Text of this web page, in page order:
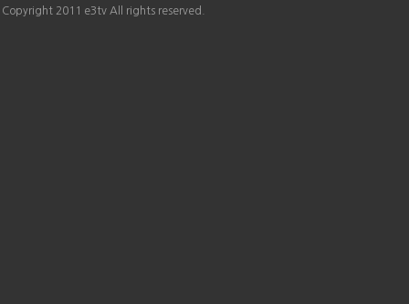
Copyright 2011 e3tv All rights reserved.